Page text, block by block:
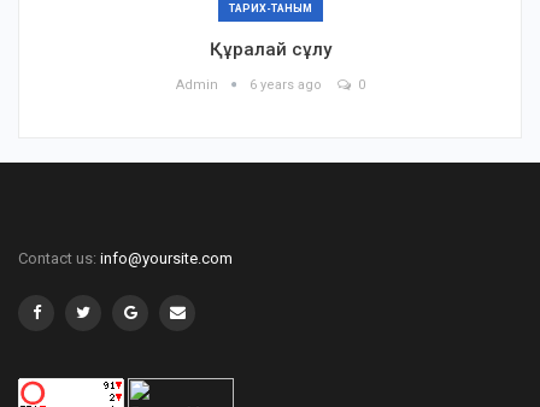
ТАРИХ-ТАНЫМ
Құралай сұлу
Admin 6 years ago 0
Contact us: info@yoursite.com